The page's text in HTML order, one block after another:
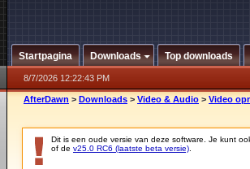
Startpagina Downloads Top downloads
8/7/2026 12:22:43 PM
AfterDawn > Downloads > Video & Audio > Video
Dit is een oude versie van deze software. Je kunt
of de v25.0 RC6 (laatste beta versie)